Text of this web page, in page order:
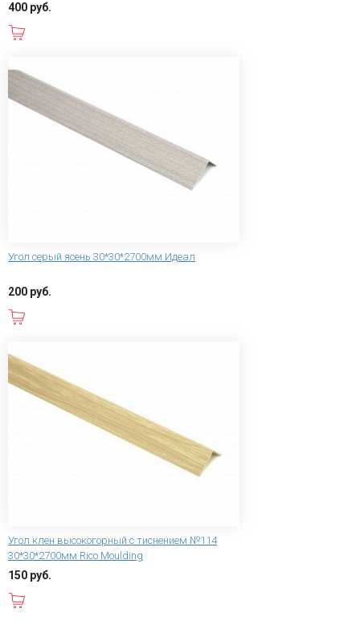
400 руб.
Угол серый ясень 30*30*2700мм Идеал
200 руб.
Угол клен высокогорный с тиснением №114
30*30*2700мм Rico Moulding
150 руб.